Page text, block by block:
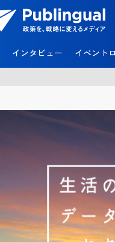
官
民
共
創
ア
P
u
l
インタビュー イベント